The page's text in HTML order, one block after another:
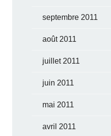
septembre 2011
août 2011
juillet 2011
juin 2011
mai 2011
avril 2011